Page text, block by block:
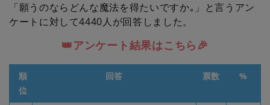
「願うのならどんな魔法を得たいですか｡」と言うアン
ケートに対して4440人が回答しました。
👑アンケート結果はこちら🎉
順
位
回答 票数 %